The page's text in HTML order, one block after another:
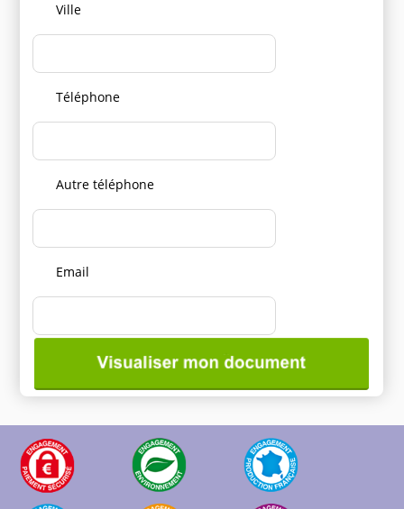
Ville
Téléphone
Autre téléphone
Email